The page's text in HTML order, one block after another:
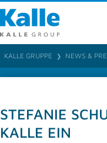
Kalle GmbH
Rheingaustraße 190-196
T 0049 (0) 611 / 962 - 07
Ansprechpartner
KALLE GRUPPE ❯ NEWS &
STEFANIE
KALLE EIN